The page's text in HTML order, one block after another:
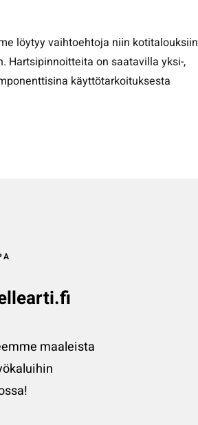
löytyy vaihtoehtoja niin kotitalouksiin
Hartsipinnoitteita on saatavilla yksi-,
käyttötarkoituksesta
maaleista